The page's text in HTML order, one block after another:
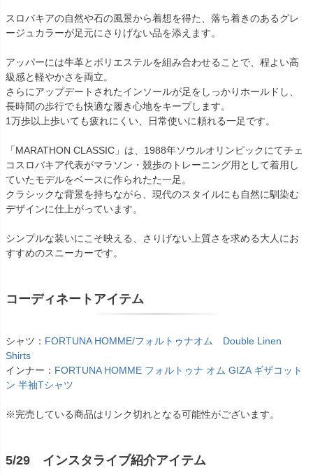
スロバキアの自然や石の風景から着想を得た、落ち着きのあるグレ
ージュカラーが足元にさりげない品を添えます。
アッパーには牛革とポリエステルを組み合わせることで、程よい高
級感と軽やかさを両立。
さらにアップデートされたインソールが足をしっかりホールドし、
長時間の歩行でも快適な履き心地をキープします。
1万歩以上歩いても疲れにくい、日常使いに頼れる一足です。
「MARATHON CLASSIC」は、1988年ソウルオリンピックにてチェ
コスロバキア代表がマラソン・競歩のトレーニング用として着用し
ていたモデルをベースに作られたた一足。
クラシックな背景を持ちながら、現代のスタイルにも自然に馴染む
デザインに仕上がっています。
シンプルな装いにこそ映える、さりげない上質さを求める大人にお
すすめのスニーカーです。
コーディネートアイテム
シャツ： FORTUNA HOMME/フォルトゥナオム Double Linen
Shirts
インナー： FORTUNA HOMME フォルトゥナ オム GIZA ギザコット
ン 半袖Tシャツ
※完売している商品はリンク切れとなる可能性がございます。
5/29 インスタライブ紹介アイテム